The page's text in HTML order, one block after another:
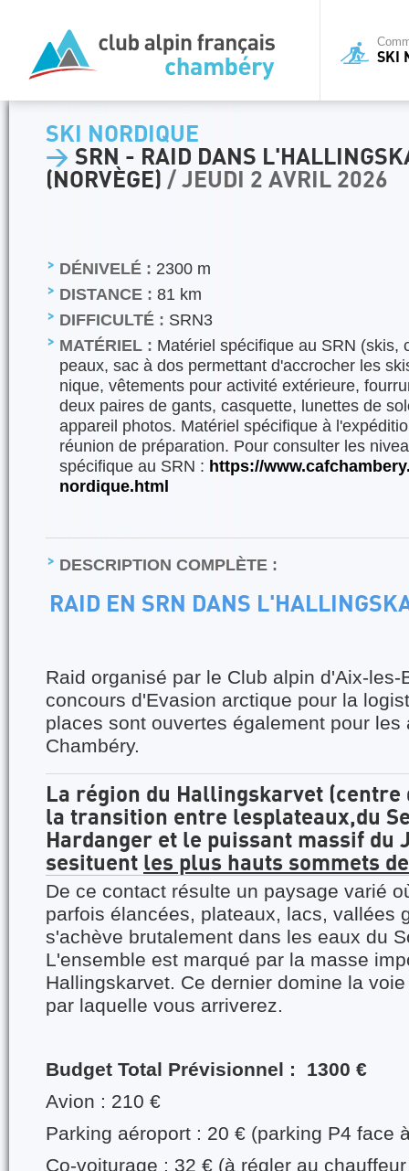
SKI
SKI NORDIQUE
> SRN - RAID DANS
(NORVÈGE) / JEUDI 2 AVRIL 2026
DÉNIVELÉ : 2300 m
DISTANCE : 81 km
DIFFICULTÉ : SRN3
MATÉRIEL : Matériel spécifique au SRN (skis,
peaux, sac à dos permettant d'accrocher les
nique, vêtements pour activité extérieure,
deux paires de gants, casquette, lunettes de
appareil photos. Matériel spécifique à
réunion de préparation. Pour consulter les
spécifique au SRN : https://
nordique.html
DESCRIPTION COMPLÈTE :
RAID EN SRN DANS
Raid organisé par le Club alpin d'Aix-les-
concours d'Evasion arctique pour la
places sont ouvertes également pour les
Chambéry.
La région du Hallingskarvet (centre
la transition entre lesplateaux,du
Hardanger et le puissant massif du
sesituent les plus hauts sommets
De ce contact résulte un paysage varié
parfois élancées, plateaux, lacs, vallées
s'achève brutalement dans les eaux du
L'ensemble est marqué par la masse
Hallingskarvet. Ce dernier domine la
par laquelle vous arriverez.
Budget Total Prévisionnel : 1300 €
Avion : 210 €
Parking aéroport : 20 € (parking P4 face
Co-voiturage : 32 € (à régler au